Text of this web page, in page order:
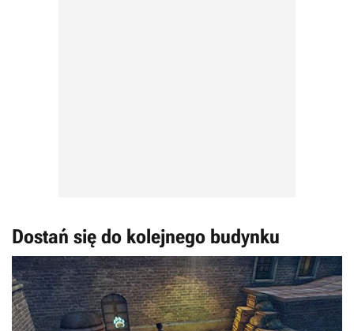
Dostań się do kolejnego budynku